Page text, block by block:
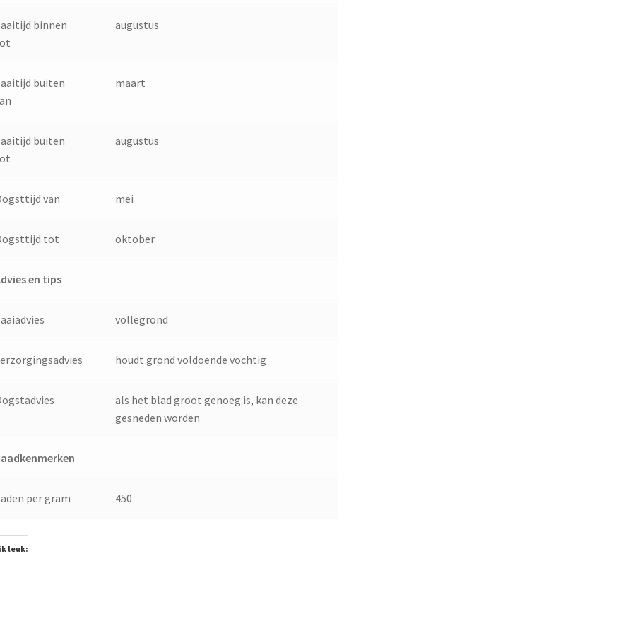
binnen
augustus
buiten
maart
buiten
augustus
van mei
tot oktober
en tips
vollegrond
houdt grond voldoende vochtig
als het blad groot genoeg is, kan deze
gesneden worden
per gram 450
leuk: